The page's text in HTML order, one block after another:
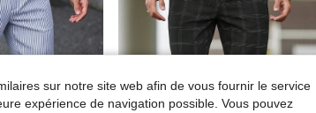
sur notre site web afin de vous fournir le service
expérience de navigation possible. Vous pouvez